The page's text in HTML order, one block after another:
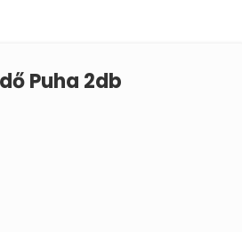
Puha 2db